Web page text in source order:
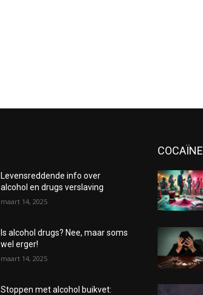
Levensreddende info over
alcohol en drugs verslaving
maart 14, 2025
Is alcohol drugs? Nee, maar soms
wel erger!
maart 14, 2025
Stoppen met alcohol buikvet:
COCAÏNE